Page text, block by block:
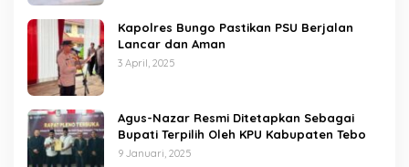
Kapolres Bungo Pastikan PSU Berjalan
Lancar dan Aman
3 April, 2025
Agus-Nazar Resmi Ditetapkan Sebagai
Bupati Terpilih Oleh KPU Kabupaten Tebo
9 Januari, 2025